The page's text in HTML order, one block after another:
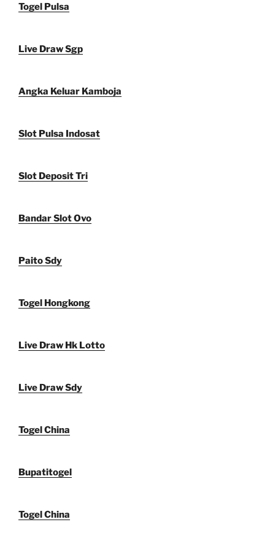
Togel Pulsa
Live Draw Sgp
Angka Keluar Kamboja
Slot Pulsa Indosat
Slot Deposit Tri
Bandar Slot Ovo
Paito Sdy
Togel Hongkong
Live Draw Hk Lotto
Live Draw Sdy
Togel China
Bupatitogel
Togel China